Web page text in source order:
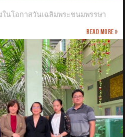
นโอกาสวันเฉลิมพระชนมพรรษา
Read more »